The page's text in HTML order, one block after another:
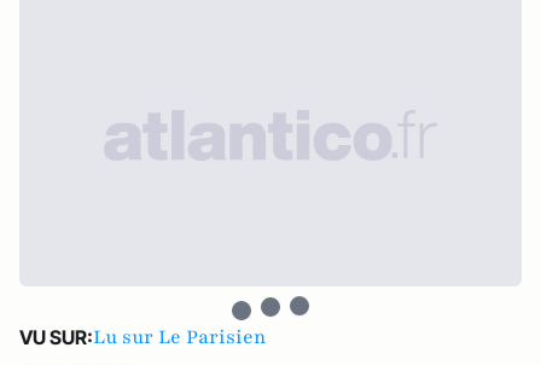
VU SUR:Lu sur Le Parisien